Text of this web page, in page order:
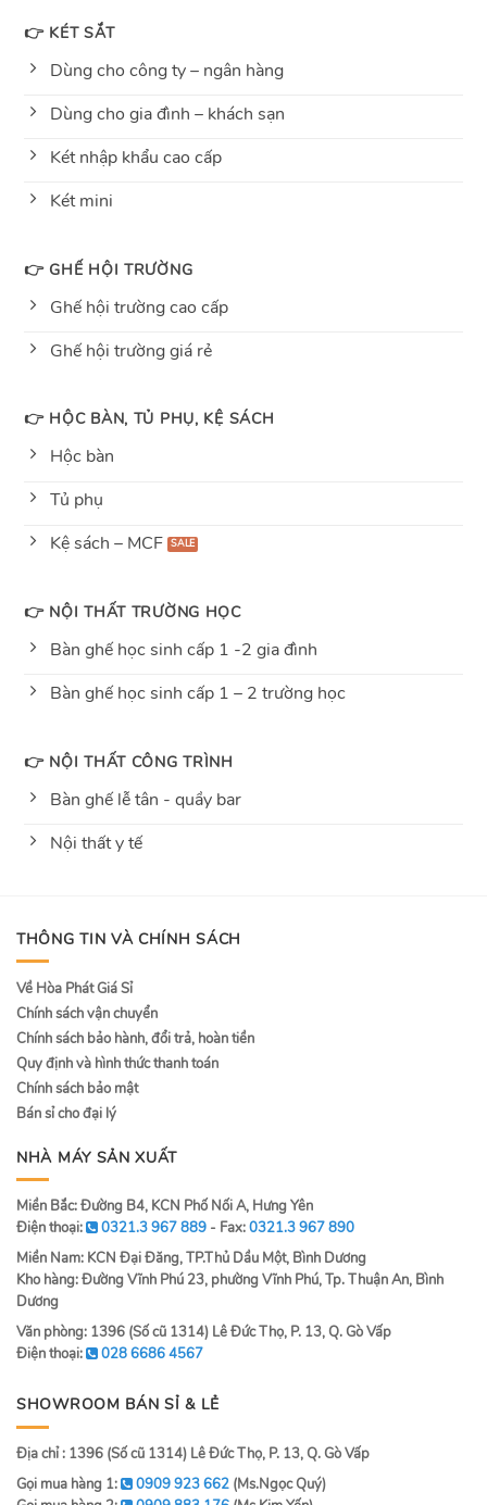
👉 KÉT SẮT
Dùng cho công ty – ngân hàng
Dùng cho gia đình – khách sạn
Két nhập khẩu cao cấp
Két mini
👉 GHẾ HỘI TRƯỜNG
Ghế hội trường cao cấp
Ghế hội trường giá rẻ
👉 HỘC BÀN, TỦ PHỤ, KỆ SÁCH
Hộc bàn
Tủ phụ
Kệ sách – MCF
👉 NỘI THẤT TRƯỜNG HỌC
Bàn ghế học sinh cấp 1 -2 gia đình
Bàn ghế học sinh cấp 1 – 2 trường học
👉 NỘI THẤT CÔNG TRÌNH
Bàn ghế lễ tân - quầy bar
Nội thất y tế
THÔNG TIN VÀ CHÍNH SÁCH
Về Hòa Phát Giá Sỉ
Chính sách vận chuyển
Chính sách bảo hành, đổi trả, hoàn tiền
Quy định và hình thức thanh toán
Chính sách bảo mật
Bán sỉ cho đại lý
NHÀ MÁY SẢN XUẤT
Miền Bắc: Đường B4, KCN Phố Nối A, Hưng Yên
Điện thoại:
0321.3 967 889 - Fax:0321.3 967 890
Miền Nam: KCN Đại Đăng, TP.Thủ Dầu Một, Bình Dương
Kho hàng: Đường Vĩnh Phú 23, phường Vĩnh Phú, Tp. Thuận An, Bình
Dương
Văn phòng: 1396 (Số cũ 1314) Lê Đức Thọ, P. 13, Q. Gò Vấp
Điện thoại:
028 6686 4567
SHOWROOM BÁN SỈ & LẺ
Địa chỉ : 1396 (Số cũ 1314) Lê Đức Thọ, P. 13, Q. Gò Vấp
Gọi mua hàng 1:
0909 923 662 (Ms.Ngọc Quý)